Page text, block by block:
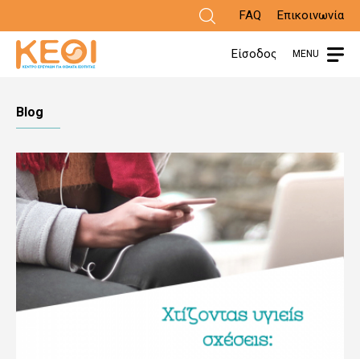
προς
το
περιεχόμενο
FAQ Επικοινωνία
Είσοδος MENU
Blog